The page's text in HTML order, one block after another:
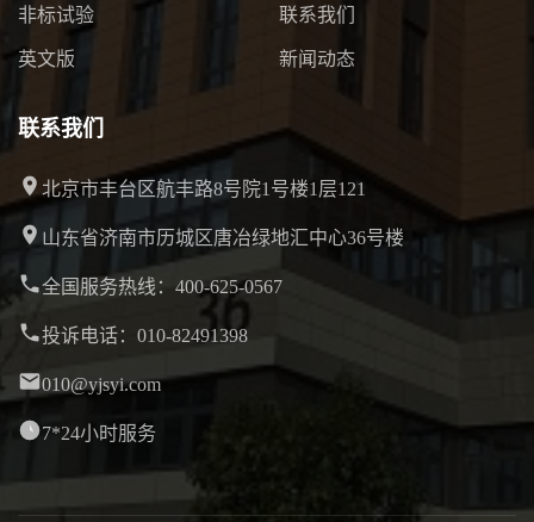
非标试验
英文版
联系我们
新闻动态
联系我们
北京市丰台区航丰路8号院1号楼1层121
山东省济南市历城区唐冶绿地汇中心36号楼
全国服务热线：400-625-0567
投诉电话：010-82491398
010@yjsyi.com
7*24小时服务